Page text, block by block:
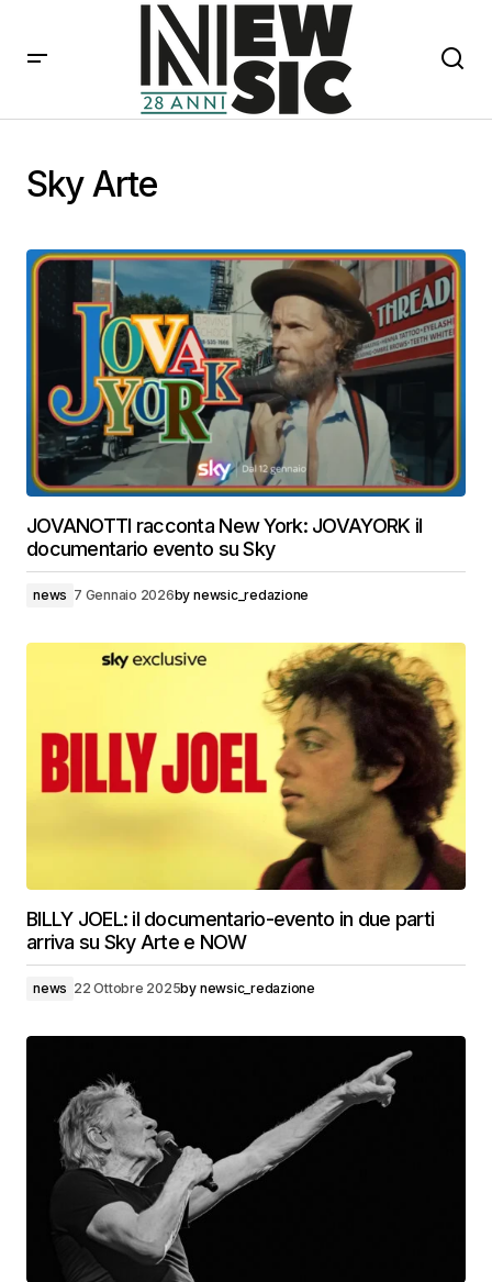
Sky Arte
JOVANOTTI racconta New York: JOVAYORK il
documentario evento su Sky
news 7 Gennaio 2026by newsic_redazione
BILLY JOEL: il documentario-evento in due parti
arriva su Sky Arte e NOW
news 22 Ottobre 2025by newsic_redazione